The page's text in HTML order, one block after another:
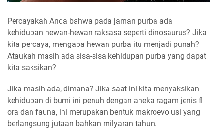
Percayakah Anda bahwa pada jaman purba ada
kehidupan hewan-hewan raksasa seperti dinosaurus? Jika
kita percaya, mengapa hewan purba itu menjadi punah?
Ataukah masih ada sisa-sisa kehidupan purba yang dapat
kita saksikan?
Jika masih ada, dimana? Jika saat ini kita menyaksikan
kehidupan di bumi ini penuh dengan aneka ragam jenis fl
ora dan fauna, ini merupakan bentuk makroevolusi yang
berlangsung jutaan bahkan milyaran tahun.